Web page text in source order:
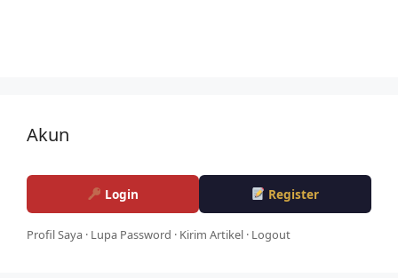
Akun
Login Register
Profil Saya · Lupa Password · Kirim Artikel · Logout